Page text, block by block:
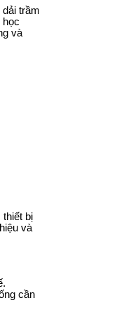
trầm
học
và
thiết bị
và
cần